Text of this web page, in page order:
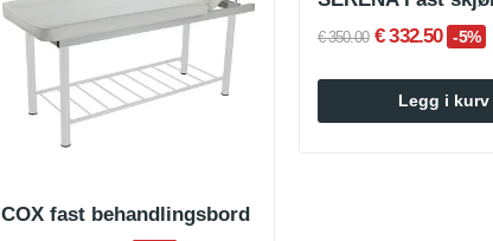
COX fast behandlingsbord
€ 350.00 € 332.50 -5%
Legg i kurv